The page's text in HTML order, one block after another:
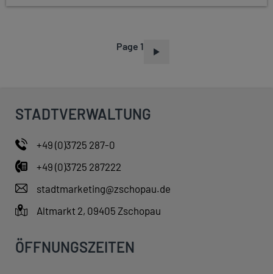
Page 1
STADTVERWALTUNG
+49 (0)3725 287-0
+49 (0)3725 287222
stadtmarketing@zschopau.de
Altmarkt 2, 09405 Zschopau
ÖFFNUNGSZEITEN